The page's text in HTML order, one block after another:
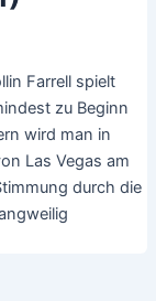
Farrell spielt
zu Beginn
wird man in
Las Vegas am
durch die